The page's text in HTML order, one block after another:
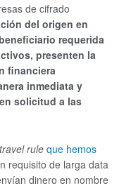
de cifrado
del origen en
requerida
presenten la
financiera
inmediata y
solicitud a las
travel rule que hemos
requisito de larga data
dinero en nombre